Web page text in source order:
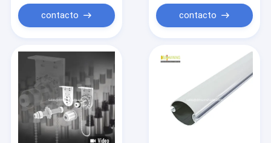
contacto contacto